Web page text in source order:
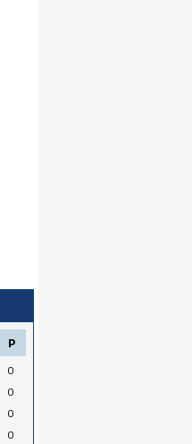
P
0
0
0
0